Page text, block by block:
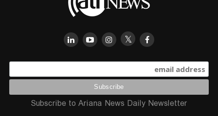
Subscribe to Ariana News Daily Newsletter